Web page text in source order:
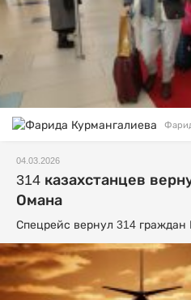
04.03.2026
314 казахстанцев
Омана
Спецрейс вернул 314 граждан